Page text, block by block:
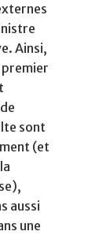
Ainsi,
premier
sont
(et
aussi
une